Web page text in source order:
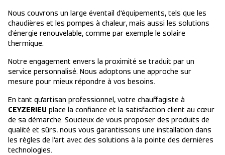
Nous couvrons un large éventail d'équipements, tels que les
chaudières et les pompes à chaleur, mais aussi les solutions
d’énergie renouvelable, comme par exemple le solaire
thermique.
Notre engagement envers la proximité se traduit par un
service personnalisé. Nous adoptons une approche sur
mesure pour mieux répondre à vos besoins.
En tant qu'artisan professionnel, votre chauffagiste à
CEYZERIEU place la confiance et la satisfaction client au cœur
de sa démarche. Soucieux de vous proposer des produits de
qualité et sûrs, nous vous garantissons une installation dans
les règles de l’art avec des solutions à la pointe des dernières
technologies.